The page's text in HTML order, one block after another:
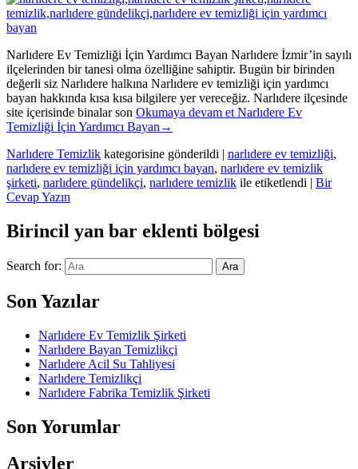
Narlıdere Ev Temizliği İçin Yardımcı Bayan Narlıdere İzmir’in sayılı
ilçelerinden bir tanesi olma özelliğine sahiptir. Bugün bir birinden
değerli siz Narlıdere halkına Narlıdere ev temizliği için yardımcı
bayan hakkında kısa kısa bilgilere yer vereceğiz. Narlıdere ilçesinde
site içerisinde binalar son Okumaya devam et Narlıdere Ev
Temizliği İçin Yardımcı Bayan →
Narlıdere Temizlik kategorisine gönderildi | narlıdere ev temizliği,
narlıdere ev temizliği için yardımcı bayan, narlıdere ev temizlik
şirketi, narlıdere gündelikçi, narlıdere temizlik ile etiketlendi | Bir
Cevap Yazın
Birincil yan bar eklenti bölgesi
Search for: Ara
Son Yazılar
Narlıdere Ev Temizlik Şirketi
Narlıdere Bayan Temizlikçi
Narlıdere Acil Su Tahliyesi
Narlıdere Temizlikçi
Narlıdere Fabrika Temizlik Şirketi
Son Yorumlar
Arşivler